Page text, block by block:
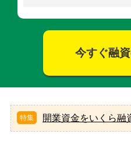
今すぐ融
開業資金をいくら融